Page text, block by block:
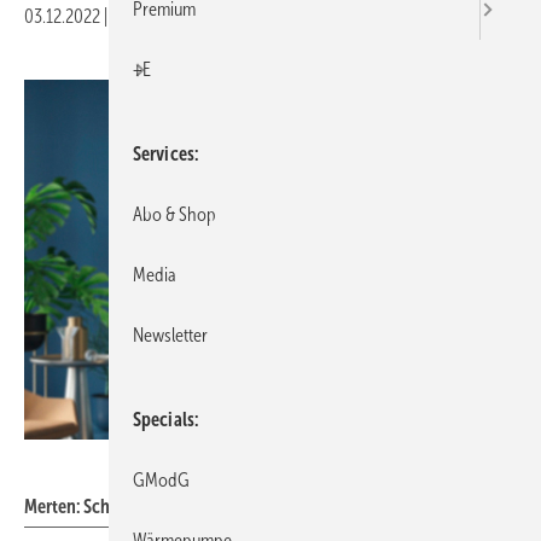
03.12.2022 Veröffentlicht in
Merten: Schalter der Serie M-Pure Ocean Plastic.
Premium
+E
Services
Abo & Shop
Media
Newsletter
Specials
GModG